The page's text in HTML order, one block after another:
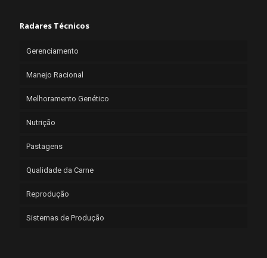
Radares Técnicos
Gerenciamento
Manejo Racional
Melhoramento Genético
Nutrição
Pastagens
Qualidade da Carne
Reprodução
Sistemas de Produção